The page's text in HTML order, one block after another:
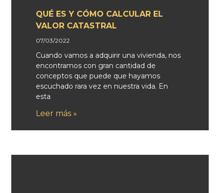
QUÉ ES Y CÓMO CALCULAR EL
VALOR CATASTRAL
07/03/2022
Cuando vamos a adquirir una vivienda, nos
encontramos con gran cantidad de
conceptos que puede que hayamos
escuchado rara vez en nuestra vida. En
esta
Leer más »